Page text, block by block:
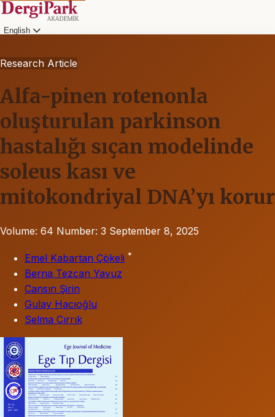
English
Research Article
Alfa-pinen rotenonla
oluşturulan parkinson
hastalığı sıçan modelinde
soleus kası ve
mitokondriyal DNA’yı korur
Volume: 64 Number: 3 September 8, 2025
Emel Kabartan Çökeli *
Berna Tezcan Yavuz
Cansın Şirin
Gulay Hacıoğlu
Selma Cırrık